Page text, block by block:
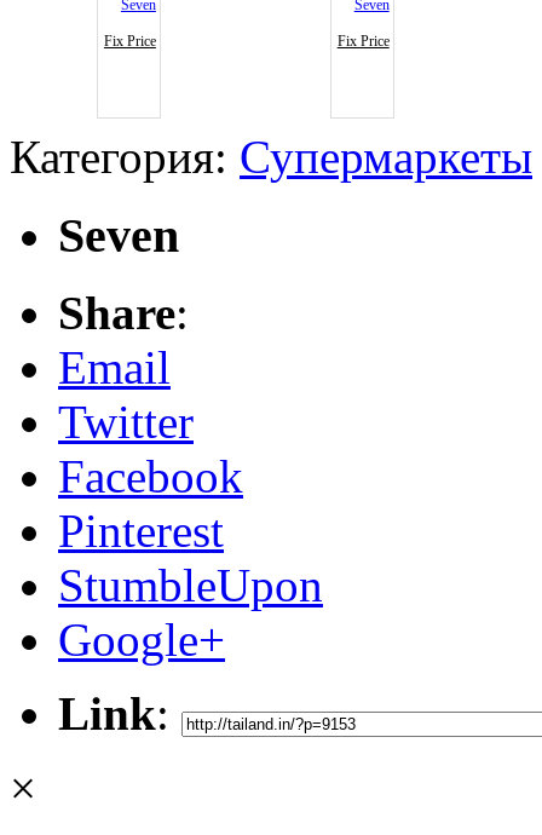
Fix Price Fix Price
Категория: Супермаркеты
Seven
Share:
Email
Twitter
Facebook
Pinterest
StumbleUpon
Google+
Link:
×